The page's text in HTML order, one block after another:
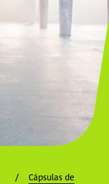
Cápsulas de